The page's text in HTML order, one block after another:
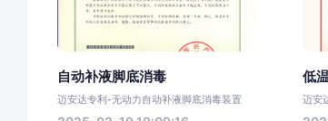
自动补液脚底消毒
迈安达专利-无动力自动补液脚底消毒装置
低
迈安